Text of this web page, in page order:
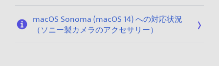
macOS Sonoma (macOS 14) への対応状況
（ソニー製カメラのアクセサリー）